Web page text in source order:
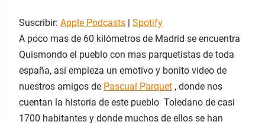
c
i
r
e
p
i
s
o
INCRUST
AR
Suscribir: Apple Podcasts
Spotify
A poco mas de 60 kilómetros de Madrid se encuentra
Quismondo el pueblo con mas parquetistas de toda
españa, así empieza un emotivo y bonito video de
nuestros amigos de Pascual Parquet , donde nos
cuentan la historia de este pueblo Toledano de casi
1700 habitantes y donde muchos de ellos se han